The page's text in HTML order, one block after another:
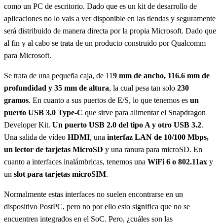
como un PC de escritorio. Dado que es un kit de desarrollo de
aplicaciones no lo vais a ver disponible en las tiendas y seguramente
será distribuido de manera directa por la propia Microsoft. Dado que
al fin y al cabo se trata de un producto construido por Qualcomm
para Microsoft.
Se trata de una pequeña caja, de 119 mm de ancho, 116.6 mm de
profundidad y 35 mm de altura, la cual pesa tan solo 230
gramos. En cuanto a sus puertos de E/S, lo que tenemos es un
puerto USB 3.0 Type-C que sirve para alimentar el Snapdragon
Developer Kit. Un puerto USB 2.0 del tipo A y otro USB 3.2.
Una salida de vídeo HDMI, una interfaz LAN de 10/100 Mbps,
un lector de tarjetas MicroSD y una ranura para microSD. En
cuanto a interfaces inalámbricas, tenemos una WiFi 6 o 802.11ax y
un slot para tarjetas microSIM.
Normalmente estas interfaces no suelen encontrarse en un
dispositivo PostPC, pero no por ello esto significa que no se
encuentren integrados en el SoC. Pero, ¿cuáles son las